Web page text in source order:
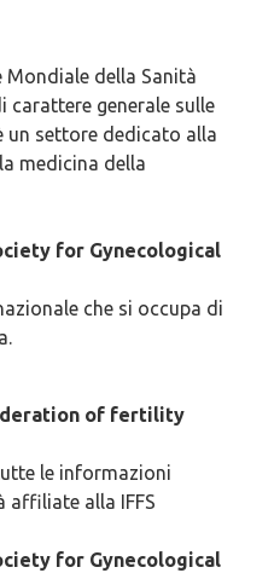
Mondiale della Sanità
generale sulle
un settore dedicato alla
medicina della
for Gynecological
che si occupa di
of fertility
le informazioni
affiliate alla IFFS
for Gynecological